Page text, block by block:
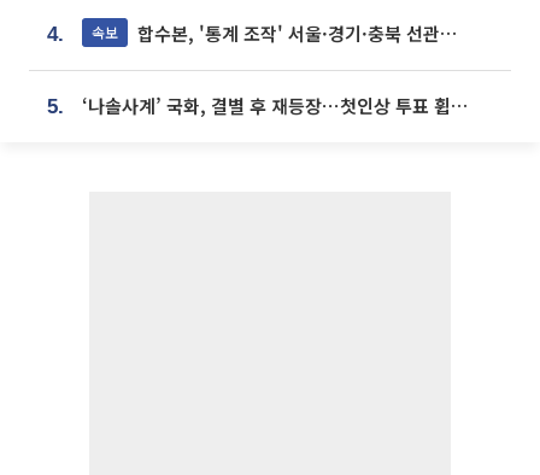
4. 속보 합수본, '통계 조작' 서울·경기·충북 선관위 등 추가 압수수색
5. ‘나솔사계’ 국화, 결별 후 재등장⋯첫인상 투표 휩쓸고 ‘인기녀’ 등극